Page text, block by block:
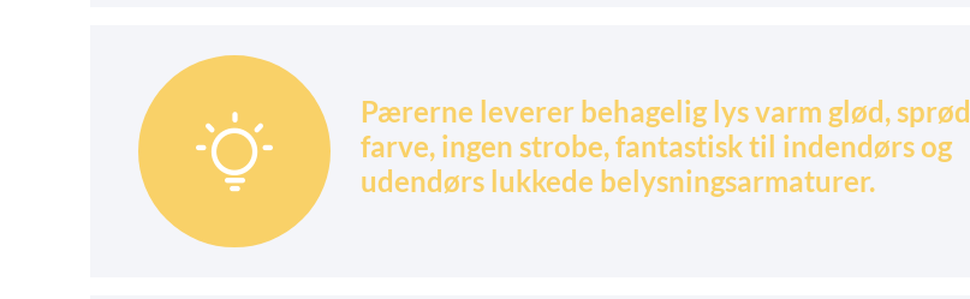

Pærerne leverer behagelig lys varm glød, sprød
farve, ingen strobe, fantastisk til indendørs og
udendørs lukkede belysningsarmaturer.